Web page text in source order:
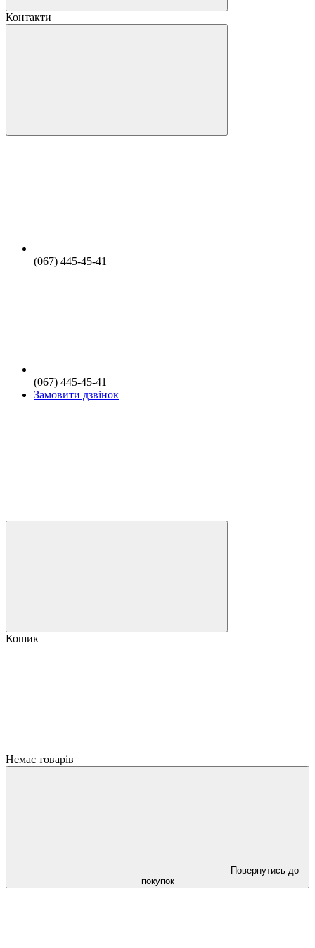
Контакти
(067) 445-45-41
(067) 445-45-41
Замовити дзвінок
Кошик
Немає товарів
Повернутись до
покупок